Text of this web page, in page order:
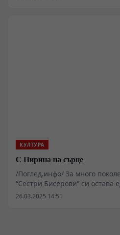
КУЛТУРА
С Пирина на сърце
/Поглед.инфо/ За много
“Сестри Бисерови” си остава
българската народна песен и
26.03.2025 14:51